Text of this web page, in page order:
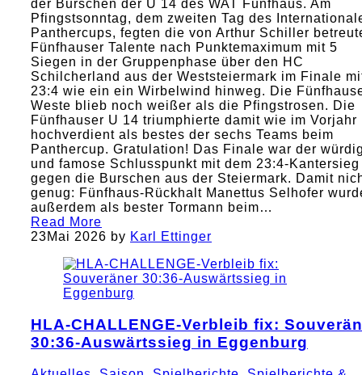
der Burschen der U 14 des WAT Fünfhaus. Am
Pfingstsonntag, dem zweiten Tag des
Panthercups, fegten die von Arthur Schiller
Fünfhauser Talente nach Punktemaximum mit 5
Siegen in der Gruppenphase über den HC
Schilcherland aus der Weststeiermark im Finale
23:4 wie ein ein Wirbelwind hinweg. Die
Weste blieb noch weißer als die Pfingstrosen. Die
Fünfhauser U 14 triumphierte damit wie im Vorjahr
hochverdient als bestes der sechs Teams beim
Panthercup. Gratulation! Das Finale war der
und famose Schlusspunkt mit dem 23:4-Kantersieg
gegen die Burschen aus der Steiermark. Damit
genug: Fünfhaus-Rückhalt Manettus Selhofer
außerdem als bester Tormann beim…
Read More
23Mai 2026 by Karl Ettinger
HLA-CHALLENGE-Verbleib fix:
30:36-Auswärtssieg in Eggenburg